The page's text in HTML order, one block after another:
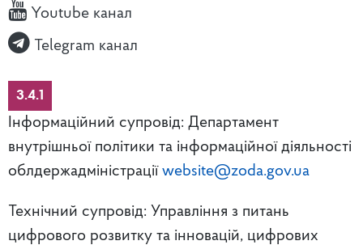
Youtube канал
Telegram канал
3.4.1
Інформаційний супровід: Департамент
внутрішньої політики та інформаційної діяльності
облдержадміністрації website@zoda.gov.ua
Технічний супровід: Управління з питань
цифрового розвитку та інновацій, цифрових